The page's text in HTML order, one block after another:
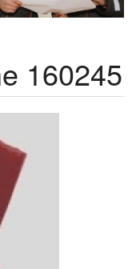
160245